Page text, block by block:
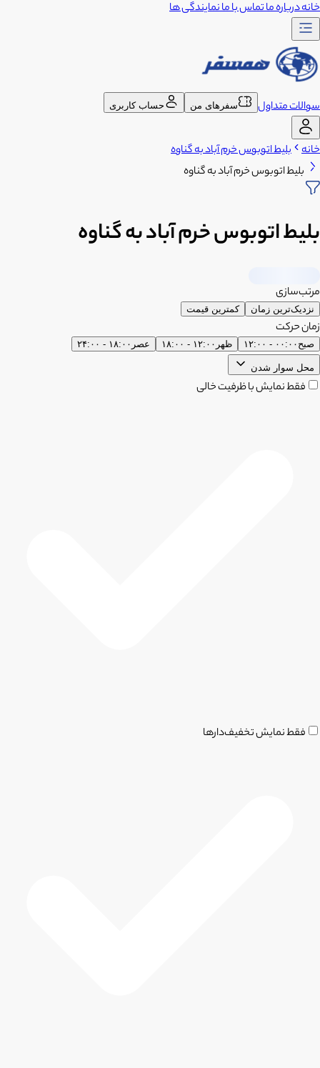
خانهدرباره ماتماس با مانمایندگی ها
سوالات متداول سفرهای من حساب کاربری
خانه بلیط اتوبوس خرم آباد به گناوه
بلیط اتوبوس خرم آباد به گناوه
بلیط اتوبوس خرم آباد به گناوه
مرتب‌سازی
نزدیک‌ترین زمان کمترین قیمت
زمان حرکت
صبح ۰۰:۰۰ - ۱۲:۰۰ ظهر ۱۲:۰۰ - ۱۸:۰۰ عصر ۱۸:۰۰ - ۲۴:۰۰
محل سوار شدن
فقط نمایش با ظرفیت خالی
فقط نمایش تخفیف‌دارها